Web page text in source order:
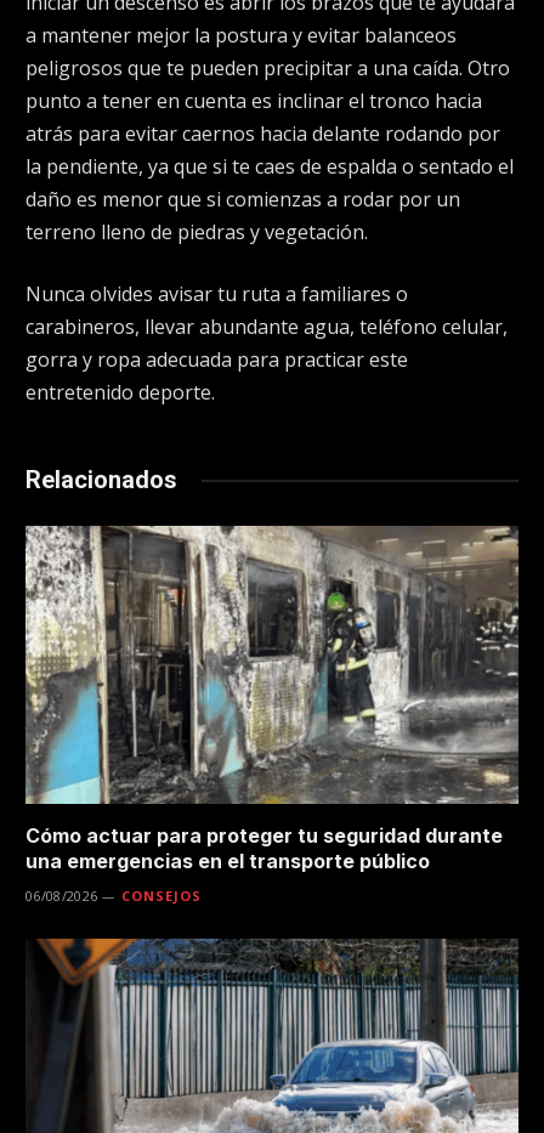
a mantener mejor la postura y evitar balanceos
peligrosos que te pueden precipitar a una caída. Otro
punto a tener en cuenta es inclinar el tronco hacia
atrás para evitar caernos hacia delante rodando por
la pendiente, ya que si te caes de espalda o sentado el
daño es menor que si comienzas a rodar por un
terreno lleno de piedras y vegetación.
Nunca olvides avisar tu ruta a familiares o
carabineros, llevar abundante agua, teléfono celular,
gorra y ropa adecuada para practicar este
entretenido deporte.
Relacionados
Cómo actuar para proteger tu seguridad durante
una emergencias en el transporte público
06/08/2026 CONSEJOS